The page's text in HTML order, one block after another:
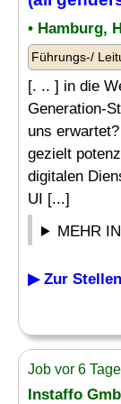
• Hamburg,
Führungs-/
[. .. ] in die
Generation-
uns
gezielt
digitalen
UI [...]
MEHR
▶ Zur
Job vor 6
Instaffo